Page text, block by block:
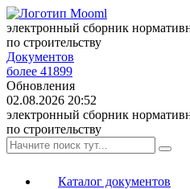
электронный сборник
по строительству
Документов
более 41899
Обновления
02.08.2026 20:52
электронный сборник
по строительству
Каталог документов